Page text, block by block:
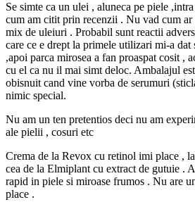
Se simte ca un ulei , aluneca pe piele
cum am citit prin recenzii . Nu vad cum ar
mix de uleiuri . Probabil sunt reactii
care ce e drept la primele utilizari mi-a dat
,apoi parca mirosea a fan proaspat cosit ,
cu el ca nu il mai simt deloc. Ambalajul
obisnuit cand vine vorba de serumuri
nimic special.
Nu am un ten pretentios deci nu am
ale pielii , cosuri etc
Crema de la Revox cu retinol imi place ,
cea de la Elmiplant cu extract de gutuie .
rapid in piele si miroase frumos . Nu are
place .